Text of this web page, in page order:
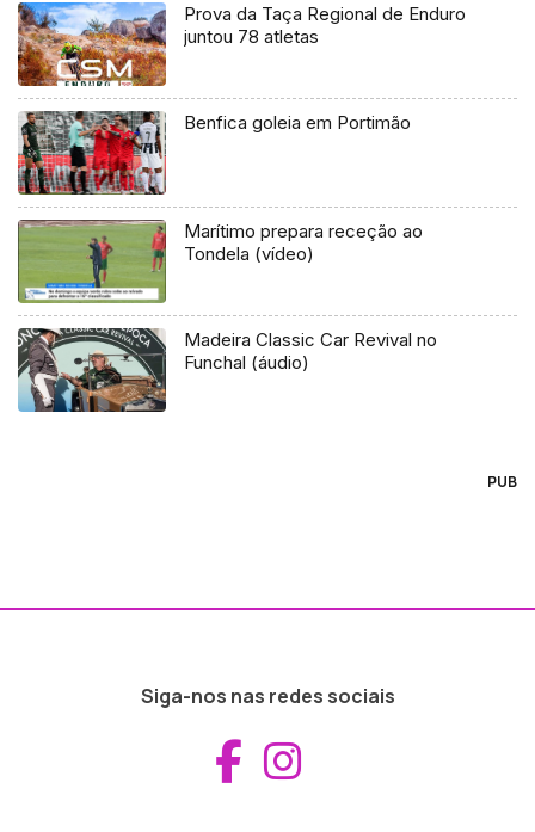
Prova da Taça Regional de Enduro
juntou 78 atletas
Benfica goleia em Portimão
Marítimo prepara receção ao
Tondela (vídeo)
Madeira Classic Car Revival no
Funchal (áudio)
PUB
Siga-nos nas redes sociais
Aceder ao